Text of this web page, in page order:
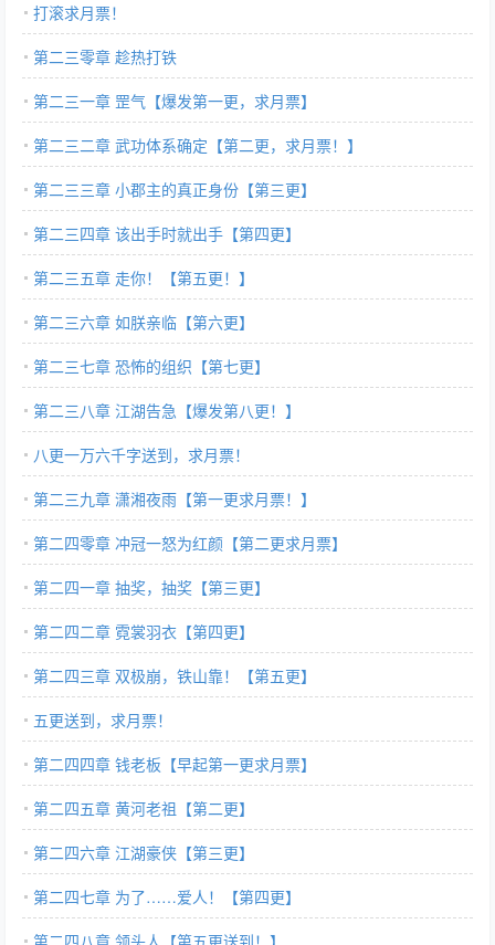
打滚求月票！
第二三零章 趁热打铁
第二三一章 罡气【爆发第一更，求月票】
第二三二章 武功体系确定【第二更，求月票！】
第二三三章 小郡主的真正身份【第三更】
第二三四章 该出手时就出手【第四更】
第二三五章 走你！【第五更！】
第二三六章 如朕亲临【第六更】
第二三七章 恐怖的组织【第七更】
第二三八章 江湖告急【爆发第八更！】
八更一万六千字送到，求月票！
第二三九章 潇湘夜雨【第一更求月票！】
第二四零章 冲冠一怒为红颜【第二更求月票】
第二四一章 抽奖，抽奖【第三更】
第二四二章 霓裳羽衣【第四更】
第二四三章 双极崩，铁山靠！【第五更】
五更送到，求月票！
第二四四章 钱老板【早起第一更求月票】
第二四五章 黄河老祖【第二更】
第二四六章 江湖豪侠【第三更】
第二四七章 为了……爱人！【第四更】
第二四八章 领头人【第五更送到！】